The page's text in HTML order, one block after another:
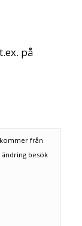
på
från
ändring besök